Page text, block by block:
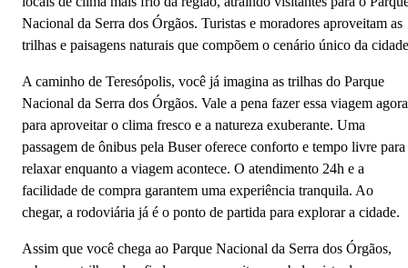
Nacional da Serra dos Órgãos. Turistas e moradores aproveitam as
trilhas e paisagens naturais que compõem o cenário único da
A caminho de Teresópolis, você já imagina as trilhas do Parque
Nacional da Serra dos Órgãos. Vale a pena fazer essa viagem agora
para aproveitar o clima fresco e a natureza exuberante. Uma
passagem de ônibus pela Buser oferece conforto e tempo livre para
relaxar enquanto a viagem acontece. O atendimento 24h e a
facilidade de compra garantem uma experiência tranquila. Ao
chegar, a rodoviária já é o ponto de partida para explorar a cidade.
Assim que você chega ao Parque Nacional da Serra dos Órgãos,